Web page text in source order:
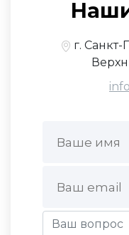
г. Санкт-